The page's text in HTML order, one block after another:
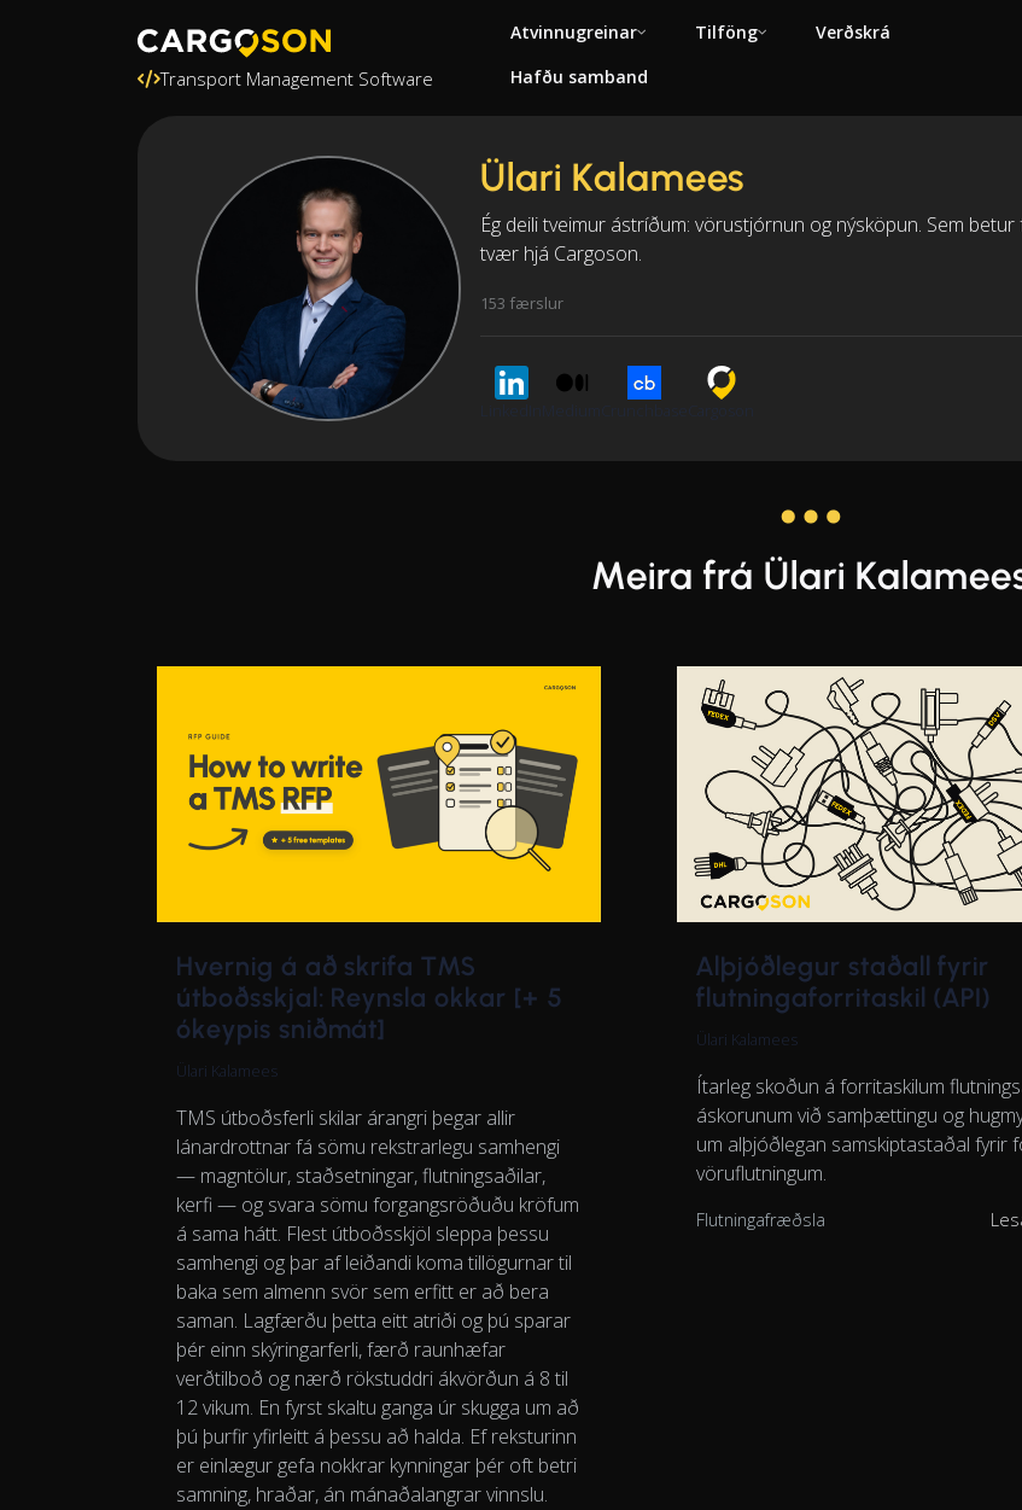
Transport Management Software
Atvinnugreinar Tilföng
Verðskrá
Hafðu samband
Ülari Kalamees
Ég deili tveimur ástríðum: vörustjórnun og nýsköpun. Sem
tvær hjá Cargoson.
153 færslur
Medium
Meira frá Ülari
Hvernig á að skrifa TMS
útboðsskjal: Reynsla okkar [+ 5
ókeypis sniðmát]
Ülari Kalamees
TMS útboðsferli skilar árangri þegar allir
lánardrottnar fá sömu rekstrarlegu samhengi
— magntölur, staðsetningar, flutningsaðilar,
kerfi — og svara sömu forgangsröðuðu kröfum
á sama hátt. Flest útboðsskjöl sleppa þessu
samhengi og þar af leiðandi koma tillögurnar til
baka sem almenn svör sem erfitt er að bera
saman. Lagfærðu þetta eitt atriði og þú sparar
þér einn skýringarferli, færð raunhæfar
verðtilboð og nærð rökstuddri ákvörðun á 8 til
12 vikum. En fyrst skaltu ganga úr skugga um að
þú þurfir yfirleitt á þessu að halda. Ef reksturinn
er einlægur gefa nokkrar kynningar þér oft betri
samning, hraðar, án mánaðalangrar vinnslu.
Alþjóðlegur staðall fyrir
flutningaforritaskil (API)
Ülari Kalamees
Ítarleg skoðun á forritaskilum
áskorunum við samþættingu og
um alþjóðlegan samskiptastaðal fyrir
vöruflutningum.
Flutningafræðsla